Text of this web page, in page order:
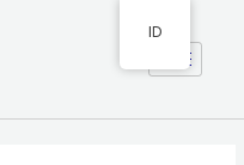
ID